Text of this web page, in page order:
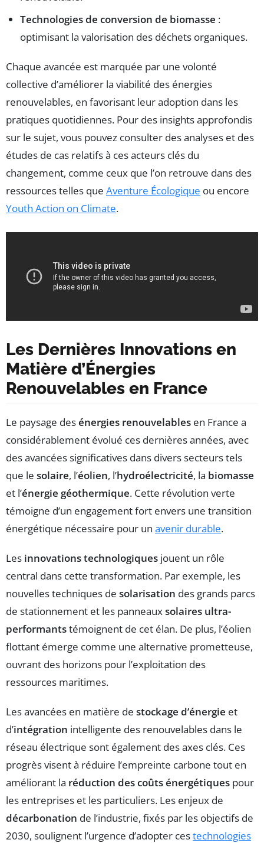
Technologies de conversion de biomasse :
optimisant la valorisation des déchets organiques.
Chaque avancée est marquée par une volonté
collective d’améliorer la viabilité des énergies
renouvelables, en favorisant leur adoption dans les
pratiques quotidiennes. Pour des insights approfondis
sur le sujet, vous pouvez consulter des analyses et des
études de cas relatifs à ces acteurs clés du
changement, comme ceux que l’on retrouve dans des
ressources telles que Aventure Écologique ou encore
Youth Action on Climate.
Les Dernières Innovations en
Matière d’Énergies
Renouvelables en France
Le paysage desénergies renouvelables en France a
considérablement évolué ces dernières années, avec
des avancées significatives dans divers secteurs tels
que le solaire, l’éolien, l’hydroélectricité, la biomasse
et l’énergie géothermique. Cette révolution verte
témoigne d’un engagement fort envers une transition
énergétique nécessaire pour un avenir durable.
Les innovations technologiques jouent un rôle
central dans cette transformation. Par exemple, les
nouvelles techniques de solarisation des grands parcs
de stationnement et les panneauxsolaires ultra-
performantstémoignent de cet élan. De plus, l’éolien
flottant émerge comme une alternative prometteuse,
ouvrant des horizons pour l’exploitation des
ressources maritimes.
Les avancées en matière de stockage d’énergie et
d’intégration intelligente des renouvelables dans le
réseau électrique sont également des axes clés. Ces
progrès visent à réduire l’empreinte carbone tout en
améliorant la réduction des coûts énergétiques pour
les entreprises et les particuliers. Les enjeux de
décarbonation de l’industrie, fixés par les objectifs de
2030, soulignent l’urgence d’adopter cestechnologies